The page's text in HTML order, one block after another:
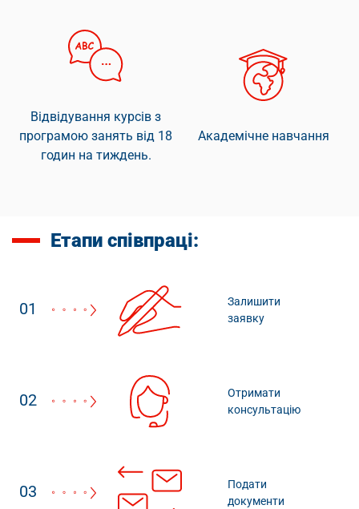
Відвідування курсів з
програмою занять від 18
годин на тиждень.
Академічне навчання
Етапи співпраці:
01
Залишити
заявку
02
Отримати
консультацію
03
Подати
документи